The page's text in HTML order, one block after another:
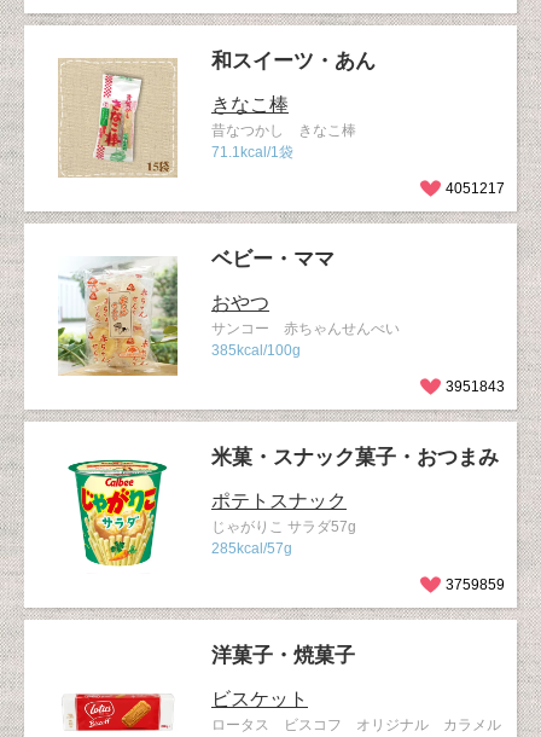
和スイーツ・あん
きなこ棒
昔なつかし きなこ棒
71.1kcal/1袋
4051217
ベビー・ママ
おやつ
サンコー 赤ちゃんせんべい
385kcal/100g
3951843
米菓・スナック菓子・おつまみ
ポテトスナック
じゃがりこ サラダ57g
285kcal/57g
3759859
洋菓子・焼菓子
ビスケット
ロータス ビスコフ オリジナル カラメル